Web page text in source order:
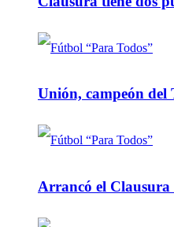
Unión, campeón del
Arrancó el